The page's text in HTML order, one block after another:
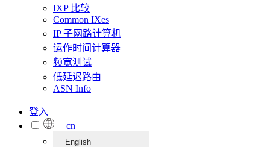
IXP 比较
Common IXes
IP 子网路计算机
运作时间计算器
频宽测试
低延迟路由
ASN Info
登入
cn
English